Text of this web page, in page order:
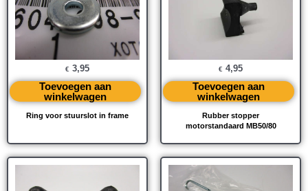
Ring voor stuurslot in frame
€ 3,95
Toevoegen aan
winkelwagen
Rubber stopper
motorstandaard MB50/80
€ 4,95
Toevoegen aan
winkelwagen